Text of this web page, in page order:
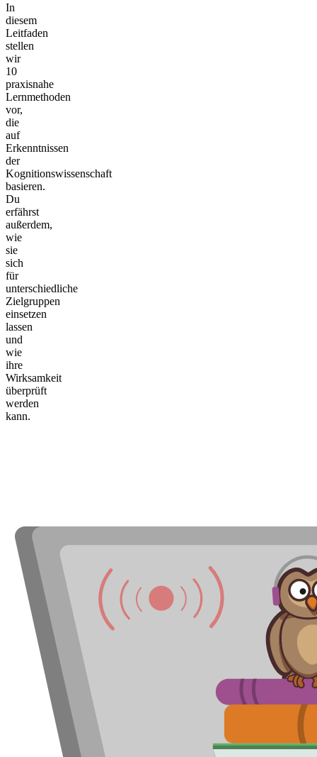
In
diesem
Leitfaden
stellen
wir
10
praxisnahe
Lernmethoden
vor,
die
auf
Erkenntnissen
der
Kognitionswissenschaft
basieren.
Du
erfährst
außerdem,
wie
sie
sich
für
unterschiedliche
Zielgruppen
einsetzen
lassen
und
wie
ihre
Wirksamkeit
überprüft
werden
kann.